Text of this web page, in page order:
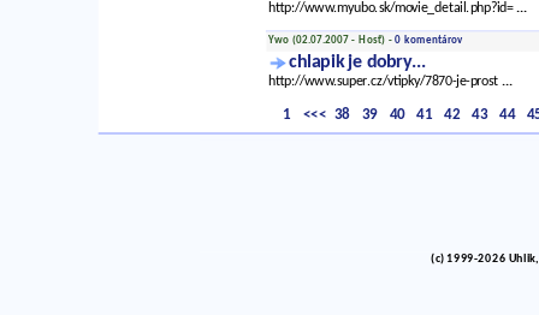
http://www.myubo.sk/movie_detail.php?id=...
Ywo (02.07.2007 - Hosť) -0 komentárov
chlapik je dobry...
http://www.super.cz/vtipky/7870-je-prost ...
1 <<< 38 39 40 41 42 43 44
(c) 1999-2026 Uhlik,